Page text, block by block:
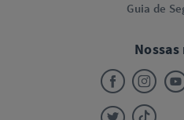
Guia de